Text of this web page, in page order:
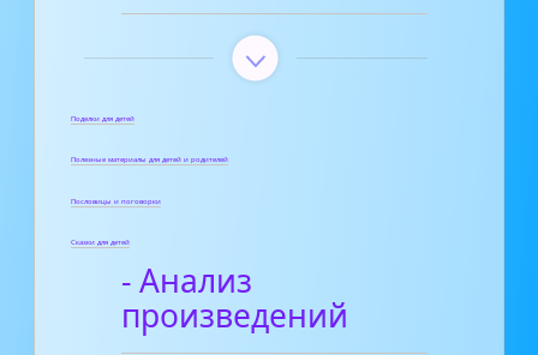
Поделки для детей
Полезные материалы для детей и родителей
Пословицы и поговорки
Сказки для детей
- Анализ
произведений